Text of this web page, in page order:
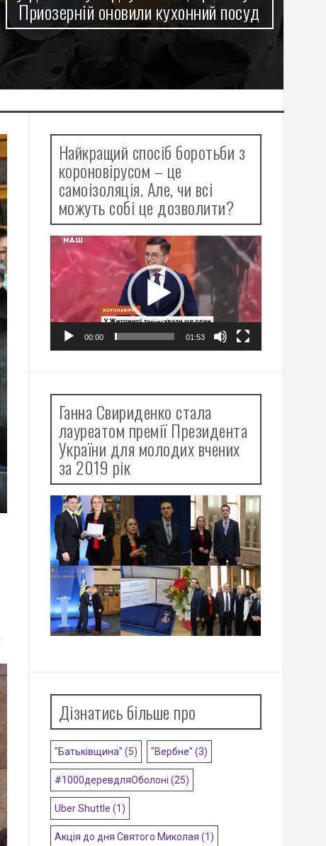
Оболоні працює Пункт Незламності
Найкращий спосіб боротьби з
короновірусом – це
самоізоляція. Але, чи всі
можуть собі це дозволити?
Відеопрогравач
00:00 01:53
Ганна Свириденко стала
лауреатом премії Президента
України для молодих вчених
за 2019 рік
Дізнатись більше про
"Батьківщина" (5) "Вербне" (3)
#1000деревдляОболоні (25)
Uber Shuttle (1)
Акція до дня Святого Миколая (1)